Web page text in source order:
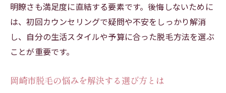
明瞭さも満足度に直結する要素です。後悔しないために
は、初回カウンセリングで疑問や不安をしっかり解消
し、自分の生活スタイルや予算に合った脱毛方法を選ぶ
ことが重要です。
岡崎市脱毛の悩みを解決する選び方とは